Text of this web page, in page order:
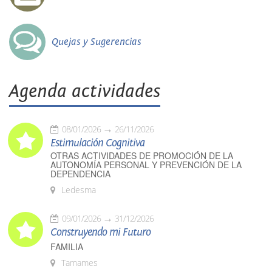
Quejas y Sugerencias
Agenda actividades
08/01/2026 26/11/2026
Estimulación Cognitiva
OTRAS ACTIVIDADES DE PROMOCIÓN DE LA
AUTONOMÍA PERSONAL Y PREVENCIÓN DE LA
DEPENDENCIA
Ledesma
09/01/2026 31/12/2026
Construyendo mi Futuro
FAMILIA
Tamames